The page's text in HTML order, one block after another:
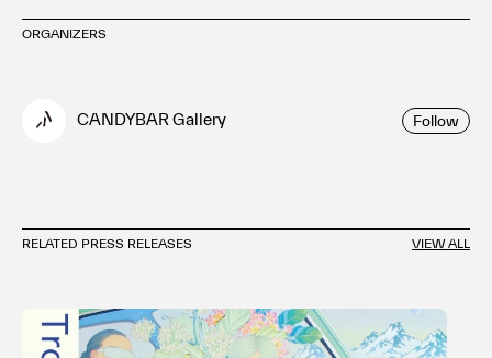
ORGANIZERS
CANDYBAR Gallery Follow
RELATED PRESS RELEASES VIEW ALL